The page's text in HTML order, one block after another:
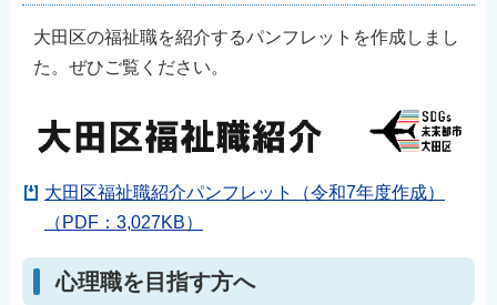
大田区の福祉職を紹介するパンフレットを作成しまし
た。ぜひご覧ください。
大田区福祉職紹介パンフレット（令和7年度作成）
（PDF：3,027KB）
心理職を目指す方へ